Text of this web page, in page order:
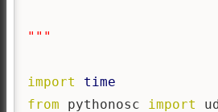
"""
import
time
from pythonosc import